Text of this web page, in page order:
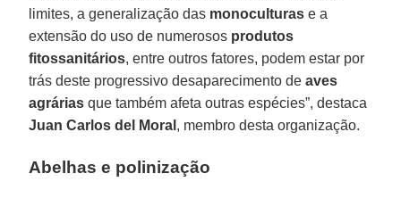
limites, a generalização das monoculturas e a
extensão do uso de numerosos produtos
fitossanitários, entre outros fatores, podem estar por
trás deste progressivo desaparecimento deaves
agrárias que também afeta outras espécies”, destaca
Juan Carlos del Moral , membro desta organização.
Abelhas e polinização